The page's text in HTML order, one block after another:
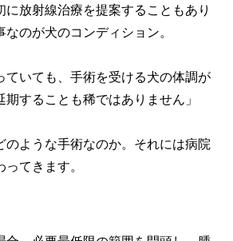
に放射線治療を提案することもあり
のが犬のコンディション。
ていても、手術を受ける犬の体調が
することも稀ではありません」
のような手術なのか。それには病院
てきます。